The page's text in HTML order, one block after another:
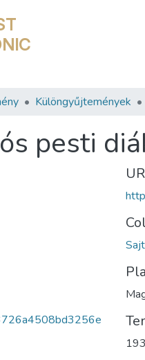
Különgyűjtemények
pesti